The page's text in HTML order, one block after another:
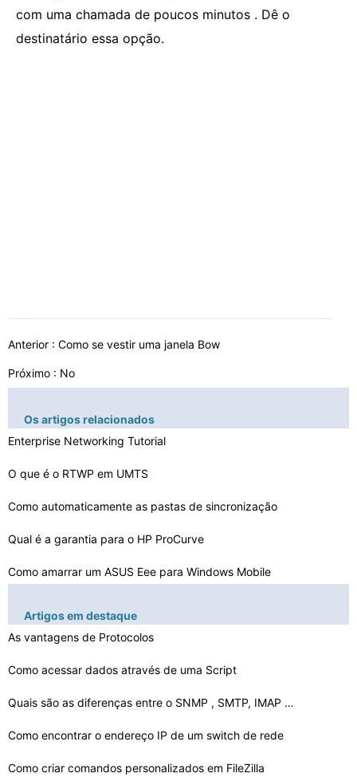
com uma chamada de poucos minutos . Dê o
destinatário essa opção.
Anterior : Como se vestir uma janela Bow
Próximo : No
Os artigos relacionados
Enterprise Networking Tutorial
O que é o RTWP em UMTS
Como automaticamente as pastas de sincronização
Qual é a garantia para o HP ProCurve
Como amarrar um ASUS Eee para Windows Mobile
O que é uma Rede Local Único
Definir Virtual Host
Como conectar dois computadores para fazê-
Artigos em destaque
As vantagens de Protocolos
Como acessar dados através de uma Script
Quais são as diferenças entre o SNMP , SMTP, IMAP e I…
Como encontrar o endereço IP de um switch de rede
Como criar comandos personalizados em FileZilla